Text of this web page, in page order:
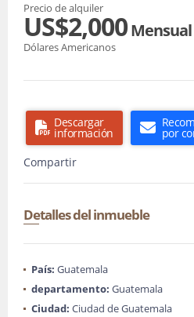
Precio de alquiler
US$2,000Mensual
Dólares Americanos
Descargar
información
por
Compartir
Detalles del inmueble
País: Guatemala
departamento: Guatemala
Ciudad: Ciudad de Guatemala